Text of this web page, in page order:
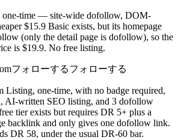
one-time — site-wide dofollow, DOM-
$15.9 Basic exists, but its homepage
(only the detail page is dofollow), so the
is $19.9. No free listing.
フォローするフォローする
Listing, one-time, with no badge required,
AI-written SEO listing, and 3 dofollow
tier exists but requires DR 5+ plus a
backlink and only gives one dofollow link.
DR 58, under the usual DR-60 bar.